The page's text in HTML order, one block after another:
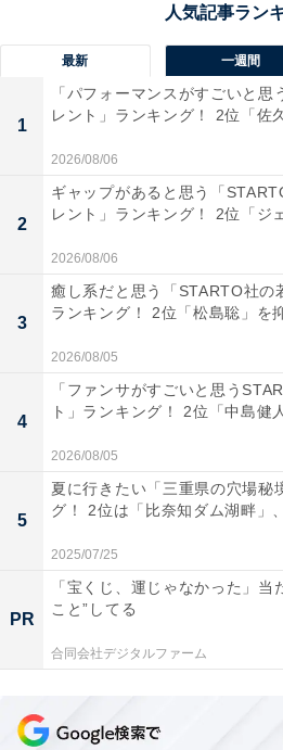
みが広がります」（60代男性／
幸が美味しく感じるシーズンで
ため」、「お正月の特別感もあ
めるごちそうとして選びました
1位：和歌山ラーメン／51票
1位に輝いたのは、県内外に熱狂
歌山ラーメン」でした！醤油を
炊き出した「豚骨醤油」の濃厚
い細麺の組み合わせはまさに至
ただしさが一段落した際や、親
最新 一週間
1
「パフォーマンスがすごいと思
レント」ランキング！ 2位「佐
2026/08/06
2
ギャップがあると思う「
レント」ランキング！ 2位「ジ
2026/08/06
3
癒し系だと思う「STARTO社の
ランキング！ 2位「松島聡」を
2026/08/05
4
「ファンサがすごいと思う
ト」ランキング！ 2位「中島健
2026/08/05
5
夏に行きたい「三重県の穴場秘
グ！ 2位は「比奈知ダム湖畔」
2025/07/25
PR
「宝くじ、運じゃなかった」当
こと”してる
合同会社デジタルファーム